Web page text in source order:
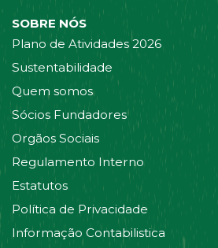
SOBRE NÓS
Plano de Atividades 2026
Sustentabilidade
Quem somos
Sócios Fundadores
Orgãos Sociais
Regulamento Interno
Estatutos
Política de Privacidade
Informação Contabilistica